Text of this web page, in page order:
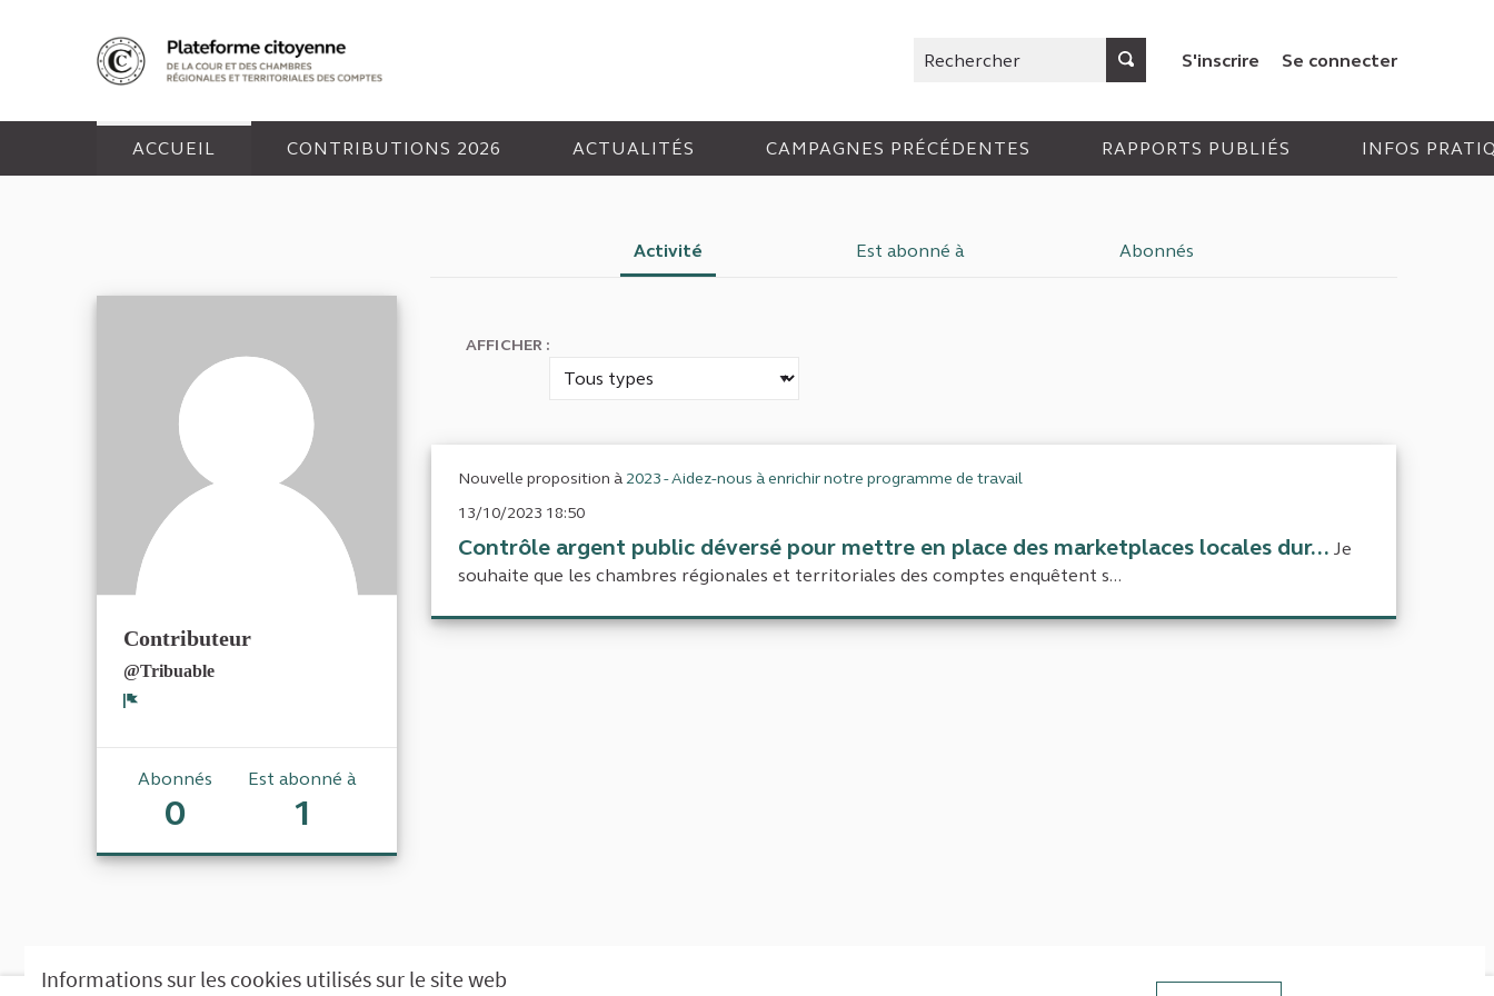
Informations sur les cookies utilisés sur le site web
Rechercher S'inscrire Se connecter
ACCUEIL CONTRIBUTIONS 2026 ACTUALITÉS CAMPAGNES PRÉCÉDENTES RAPPORTS PUBLIÉS INFOS
Activité Est abonné à Abonnés
Contributeur
@Tribuable
Abonnés
0
Est abonné à
1
AFFICHER :
Nouvelle proposition à2023 - Aidez-nous à enrichir notre programme de travail
13/10/2023 18:50
Contrôle argent public déversé pour mettre en place des marketplaces locales dur... Je
souhaite que les chambres régionales et territoriales des comptes enquêtent s...